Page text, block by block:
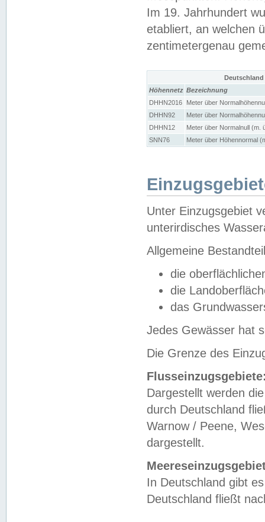
Im 19. Jahrhundert
etabliert, an welchen
zentimetergenau
Höhennetz Bezeichnung
DHHN2016
Meter über
DHHN92
Meter über
DHHN12
Meter über Normalnull (m.
SNN76
Meter über Höhennormal
Unter Einzugsgebiet
unterirdisches
Allgemeine
die
die
das
Jedes Gewässer hat
Die Grenze des
Dargestellt werden
durch Deutschland
Warnow / Peene,
dargestellt.
In Deutschland gibt
Deutschland fließt